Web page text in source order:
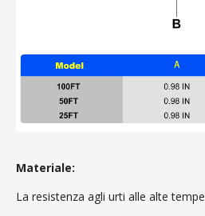
Materiale:
La resistenza agli urti alle alte